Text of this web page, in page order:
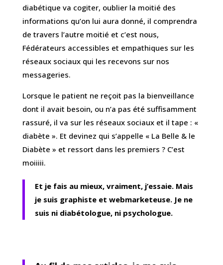
diabétique va cogiter, oublier la moitié des
informations qu’on lui aura donné, il comprendra
de travers l’autre moitié et c’est nous,
Fédérateurs accessibles et empathiques sur les
réseaux sociaux qui les recevons sur nos
messageries.
Lorsque le patient ne reçoit pas la bienveillance
dont il avait besoin, ou n’a pas été suffisamment
rassuré, il va sur les réseaux sociaux et il tape : «
diabète ». Et devinez qui s’appelle « La Belle & le
Diabète » et ressort dans les premiers ? C’est
moiiiii.
Et je fais au mieux, vraiment, j’essaie. Mais
je suis graphiste et webmarketeuse. Je ne
suis ni diabétologue, ni psychologue.